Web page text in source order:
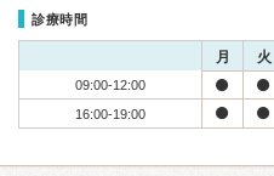
診療時間
月 火
09:00-12:00
16:00-19:00